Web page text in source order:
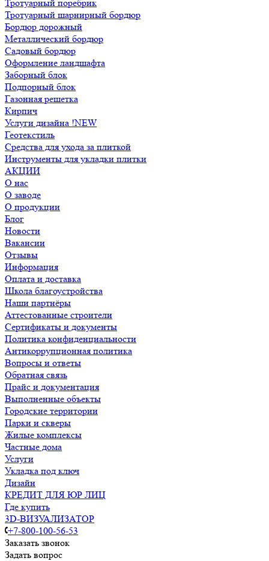
Тротуарный поребрик
Тротуарный шарнирный бордюр
Бордюр дорожный
Металлический бордюр
Садовый бордюр
Оформление ландшафта
Заборный блок
Подпорный блок
Газонная решетка
Кирпич
Услуги дизайна !NEW
Геотекстиль
Средства для ухода за плиткой
Инструменты для укладки плитки
АКЦИИ
О нас
О заводе
О продукции
Блог
Новости
Вакансии
Отзывы
Информация
Оплата и доставка
Школа благоустройства
Наши партнёры
Аттестованные строители
Сертификаты и документы
Политика конфиденциальности
Антикоррупционная политика
Вопросы и ответы
Обратная связь
Прайс и документация
Выполненные объекты
Городские территории
Парки и скверы
Жилые комплексы
Частные дома
Услуги
Укладка под ключ
Дизайн
КРЕДИТ ДЛЯ ЮР ЛИЦ
Где купить
3D-ВИЗУАЛИЗАТОР
+7-800-100-56-53
Заказать звонок
Задать вопрос